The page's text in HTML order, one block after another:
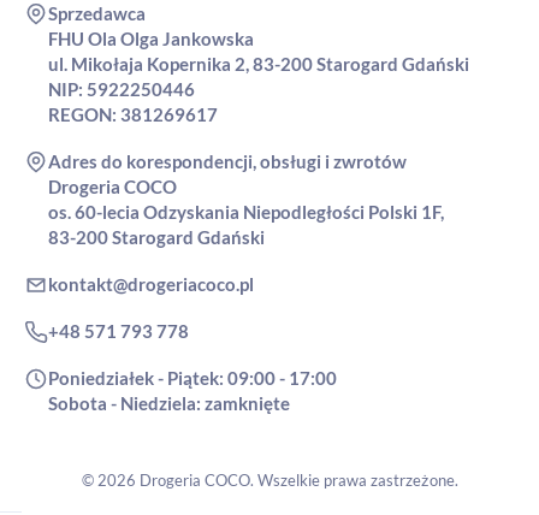
Sprzedawca
FHU Ola Olga Jankowska
ul. Mikołaja Kopernika 2, 83-200 Starogard Gdański
NIP: 5922250446
REGON: 381269617
Adres do korespondencji, obsługi i zwrotów
Drogeria COCO
os. 60-lecia Odzyskania Niepodległości Polski 1F,
83-200 Starogard Gdański
kontakt@drogeriacoco.pl
+48 571 793 778
Poniedziałek - Piątek: 09:00 - 17:00
Sobota - Niedziela: zamknięte
© 2026 Drogeria COCO. Wszelkie prawa zastrzeżone.